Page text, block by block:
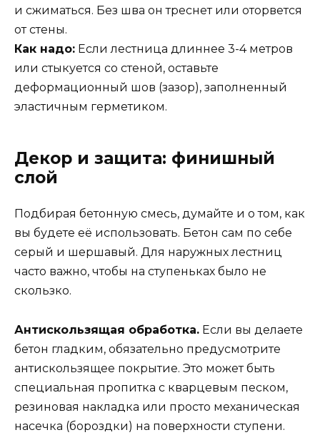
и сжиматься. Без шва он треснет или оторвется
от стены.
Как надо: Если лестница длиннее 3-4 метров
или стыкуется со стеной, оставьте
деформационный шов (зазор), заполненный
эластичным герметиком.
Декор и защита: финишный
слой
Подбирая бетонную смесь, думайте и о том, как
вы будете её использовать. Бетон сам по себе
серый и шершавый. Для наружных лестниц
часто важно, чтобы на ступеньках было не
скользко.
Антискользящая обработка. Если вы делаете
бетон гладким, обязательно предусмотрите
антискользящее покрытие. Это может быть
специальная пропитка с кварцевым песком,
резиновая накладка или просто механическая
насечка (бороздки) на поверхности ступени.